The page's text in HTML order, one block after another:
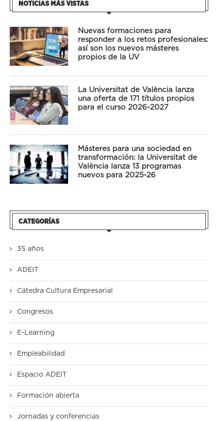
NOTICIAS MÁS VISTAS
Nuevas formaciones para
responder a los retos profesionales:
así son los nuevos másteres
propios de la UV
La Universitat de València lanza
una oferta de 171 títulos propios
para el curso 2026-2027
Másteres para una sociedad en
transformación: la Universitat de
València lanza 13 programas
nuevos para 2025-26
CATEGORÍAS
35 años
ADEIT
Cátedra Cultura Empresarial
Congresos
E-Learning
Empleabilidad
Espacio ADEIT
Formación abierta
Jornadas y conferencias